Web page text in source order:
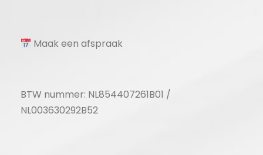
Maak een afspraak
BTW nummer: NL854407261B01 /
NL003630292B52